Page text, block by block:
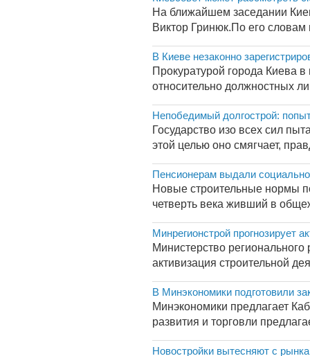
На ближайшем заседании
Виктор Гринюк.По его
В Киеве незаконно
Прокуратурой города Киева
относительно должностных
Непобедимый долгострой:
Государство изо всех сил
этой целью оно смягчает,
Пенсионерам выдали
Новые строительные нормы
четверть века живший в
Минрегионстрой прогнозирует
Министерство
активизация строительной
В Минэкономики подготовили
Минэкономики предлагает
развития и торговли
Новостройки вытесняют с